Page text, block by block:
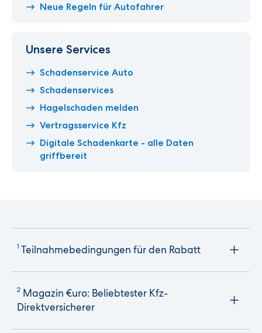
Neue Regeln für Autofahrer
Unsere Services
Schadenservice Auto
Schadenservices
Hagelschaden melden
Vertragsservice Kfz
Digitale Schadenkarte - alle Daten
griffbereit
1 Teilnahmebedingungen für den Rabatt
2 Magazin €uro: Beliebtester Kfz-
Direktversicherer